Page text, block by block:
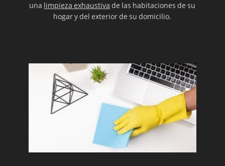
una limpieza exhaustiva de las habitaciones de su
hogar y del exterior de su domicilio.